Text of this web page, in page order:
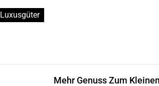
Luxusgüter
Mehr Genuss Zum